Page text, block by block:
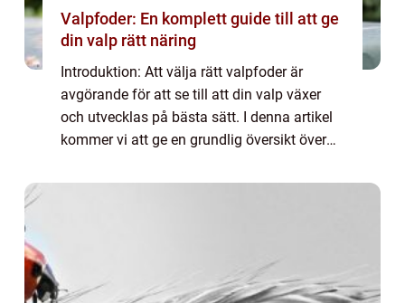
Valpfoder: En komplett guide till att ge
din valp rätt näring
Introduktion: Att välja rätt valpfoder är
avgörande för att se till att din valp växer
och utvecklas på bästa sätt. I denna artikel
kommer vi att ge en grundlig översikt över
valpfoder, förklara skillnader mellan ...